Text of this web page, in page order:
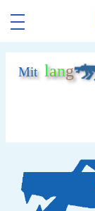
Mit lang